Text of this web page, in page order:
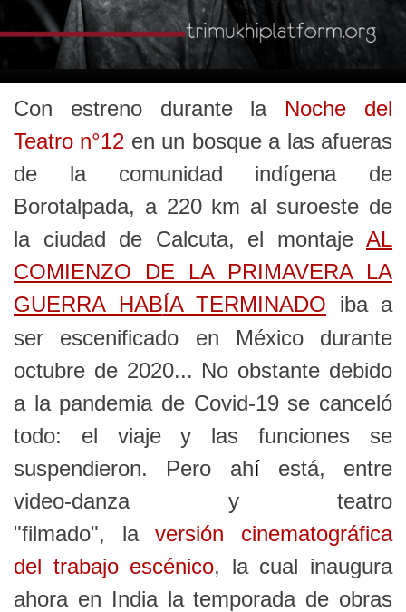
Con estreno durante la Noche del
Teatro n°12 en un bosque a las afueras
de la comunidad indígena de
Borotalpada, a 220 km al suroeste de
la ciudad de Calcuta, el montaje AL
COMIENZO DE LA PRIMAVERA LA
GUERRA HABÍA TERMINADO iba a
ser escenificado en México durante
octubre de 2020... No obstante debido
a la pandemia de Covid-19 se canceló
todo: el viaje y las funciones se
suspendieron. Pero ahíestá,
entre
video-danza y teatro
"filmado", laversión cinematográfica
del trabajo escénico, la cual inaugura
ahora en India la temporada de obras